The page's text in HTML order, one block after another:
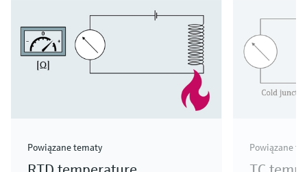
Powiązane tematy Powiązane